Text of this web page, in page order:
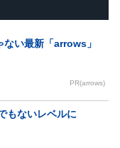
い最新「arrows」
PR(arrows)
もないレベルに